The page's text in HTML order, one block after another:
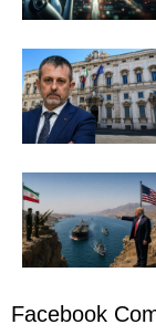
Facebook